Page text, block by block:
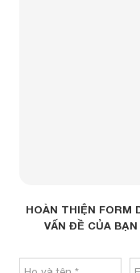
HOÀN THIỆN FORM
VẤN ĐỀ CỦA